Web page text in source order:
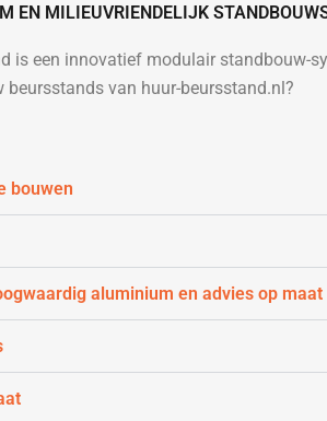
EN MILIEUVRIENDELIJK
is een innovatief modulair standbouw-
beursstands van huur-beursstand.nl?
bouwen
aluminium en advies op maat